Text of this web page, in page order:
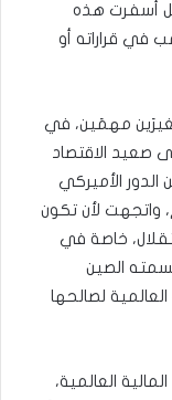
أسفرت هذه
في قراراته أو
مهمَين، في
صعيد الاقتصاد
الأميركي
واتجهت لأن تكون
خاصة في
الصين
لصالحها
العالمية،